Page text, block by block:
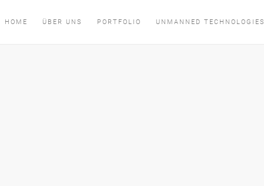
HOME ÜBER UNS PORTFOLIO UNMANNED TECHNOLOGIES